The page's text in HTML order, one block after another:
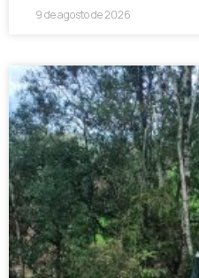
9 de agosto de 2026